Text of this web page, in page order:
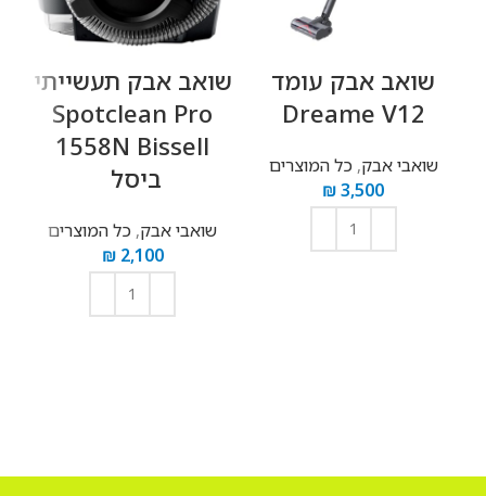
‏שואב אבק עומד
Dreame V12
שואבי אבק,כל המוצרים
₪3,500
‏שואב אבק תעשייתי
Spotclean Pro
1558N Bissell
ביסל ‏
שואבי אבק, כל המוצרים
₪2,100